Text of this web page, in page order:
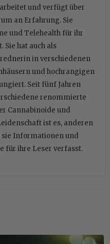
und verfügt über
an Erfahrung. Sie
und Telehealth für ihr
Sie hat auch als
in verschiedenen
und hochrangigen
Seit fünf Jahren
renommierte
Cannabinoide und
ist es, anderen
Informationen und
für ihre Leser verfasst.